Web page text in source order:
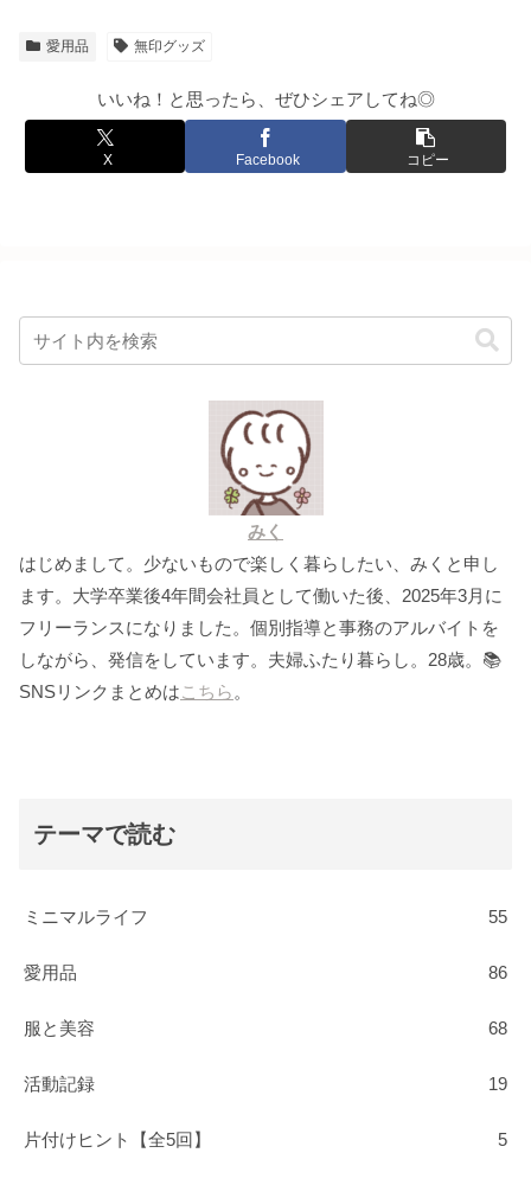
愛用品 無印グッズ
いいね！と思ったら、ぜひシェアしてね◎
X Facebook コピー
みく
はじめまして。少ないもので楽しく暮らしたい、みくと申し
ます。大学卒業後4年間会社員として働いた後、2025年3月に
フリーランスになりました。個別指導と事務のアルバイトを
しながら、発信をしています。夫婦ふたり暮らし。28歳。📚
SNSリンクまとめはこちら 。
テーマで読む
ミニマルライフ 55
愛用品 86
服と美容 68
活動記録 19
片付けヒント【全5回】 5